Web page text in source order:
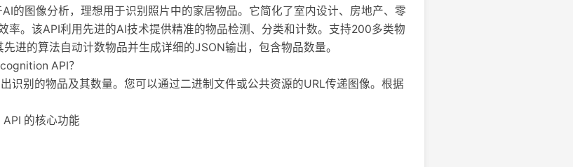
的图像分析，理想用于识别照片中的家居物品。它简化了室内设计、房地产、零
率。该API利用先进的AI技术提供精准的物品检测、分类和计数。支持200多类物
进的算法自动计数物品并生成详细的JSON输出，包含物品数量。
API？
识别的物品及其数量。您可以通过二进制文件或公共资源的URL传递图像。根据
的核心功能